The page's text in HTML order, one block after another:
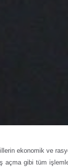
ekonomik ve
açma gibi tüm